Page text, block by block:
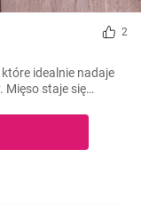
2
idealnie nadaje
Mięso staje się